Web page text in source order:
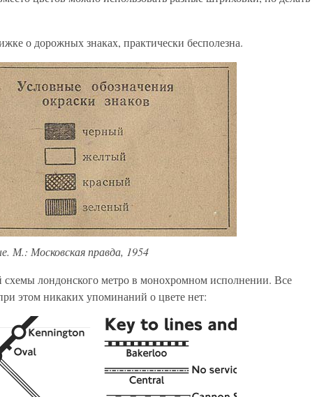
о дорожных знаках, практически бесполезна.
М.: Московская правда, 1954
схемы лондонского метро в монохромном исполнении. Все
этом никаких упоминаний о цвете нет: